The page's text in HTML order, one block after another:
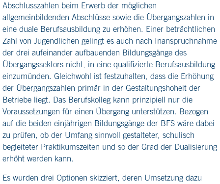
Abschlusszahlen beim Erwerb der möglichen
allgemeinbildenden Abschlüsse sowie die Übergangszahlen in
eine duale Berufsausbildung zu erhöhen. Einer beträchtlichen
Zahl von Jugendlichen gelingt es auch nach Inanspruchnahme
der drei aufeinander aufbauenden Bildungsgänge des
Übergangssektors nicht, in eine qualifizierte Berufsausbildung
einzumünden. Gleichwohl ist festzuhalten, dass die Erhöhung
der Übergangszahlen primär in der Gestaltungshoheit der
Betriebe liegt. Das Berufskolleg kann prinzipiell nur die
Voraussetzungen für einen Übergang unterstützen. Bezogen
auf die beiden einjährigen Bildungsgänge der BFS wäre dabei
zu prüfen, ob der Umfang sinnvoll gestalteter, schulisch
begleiteter Praktikumszeiten und so der Grad der Dualisierung
erhöht werden kann.
Es wurden drei Optionen skizziert, deren Umsetzung dazu